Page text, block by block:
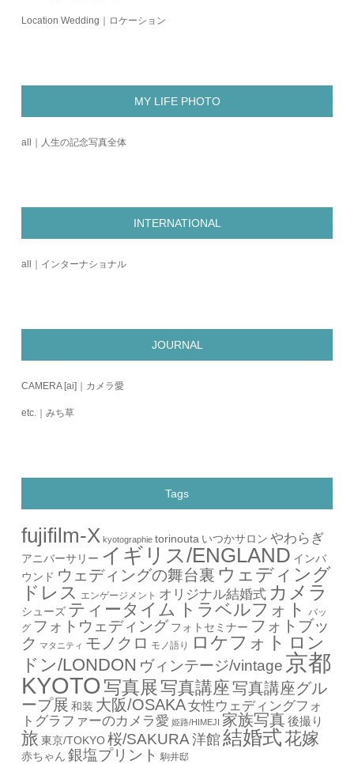
Location Wedding｜ロケーション
MY LIFE PHOTO
all｜人生の記念写真全体
INTERNATIONAL
all｜インターナショナル
JOURNAL
CAMERA [ai]｜カメラ愛
etc.｜みち草
Tags
fujifilm-X kyotographie torinouta いつかサロン やわらぎ
アニバーサリー イギリス/ENGLAND インバ
ウンド ウェディングの舞台裏 ウェディング
ドレス エンゲージメント オリジナル結婚式 カメラ
シューズ ティータイム トラベルフォト
バッ
グ フォトウェディング フォトセミナー フォトブッ
ク マタニティ モノクロ モノ語り ロケフォト ロン
ドン/LONDON ヴィンテージ/vintage 京都
KYOTO 写真展 写真講座写真講座グル
ープ展 和装 大阪/OSAKA女性ウェディングフォ
トグラファーのカメラ愛 姫路/HIMEJI 家族写真 後撮り
旅 東京/TOKYO 桜/SAKURA 洋館 結婚式花嫁
赤ちゃん 銀塩プリント 駒井邸